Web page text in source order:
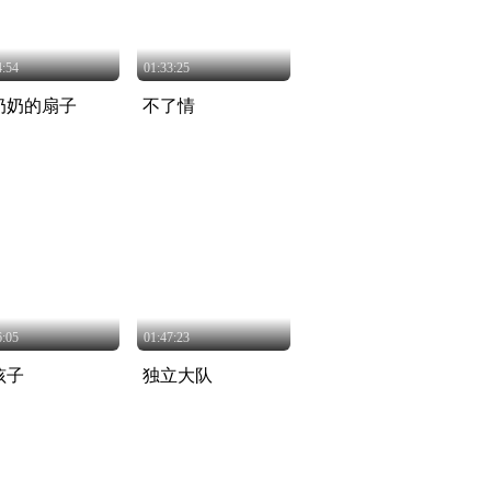
奶的扇子
01:33:25
不了情
子
01:47:23
独立大队